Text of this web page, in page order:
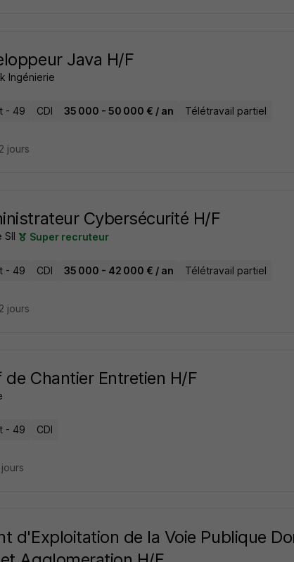
Java H/F
Ingénierie
- 49 CDI 35 000 - 50 000 € / an Télétravail partiel
jours
Cybersécurité H/F
SII Super recruteur
- 49 CDI 35 000 - 42 000 € / an Télétravail partiel
jours
de Chantier Entretien H/F
- 49 CDI
d'Exploitation de la Voie Publique